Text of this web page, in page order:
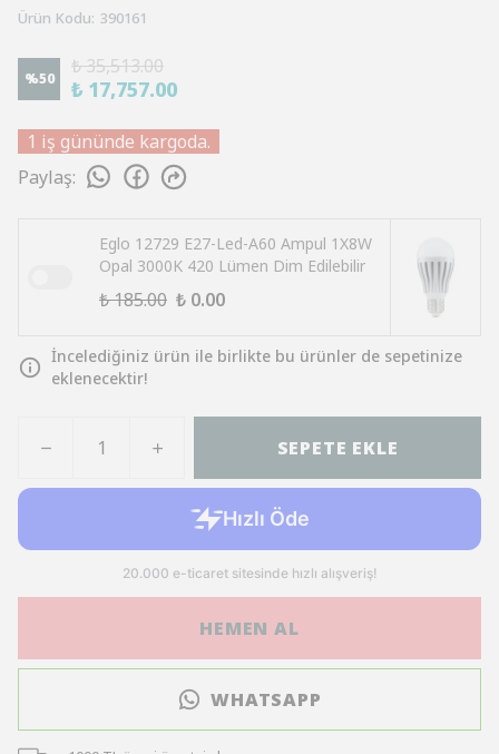
Ürün Kodu: 390161
%50
₺ 35,513.00
₺ 17,757.00
1 iş gününde kargoda.
Paylaş:
Eglo 12729 E27-Led-A60 Ampul 1X8W
Opal 3000K 420 Lümen Dim Edilebilir
₺ 185.00 ₺ 0.00
İncelediğiniz ürün ile birlikte bu ürünler de sepetinize
eklenecektir!
SEPETE EKLE
HEMEN AL
WHATSAPP